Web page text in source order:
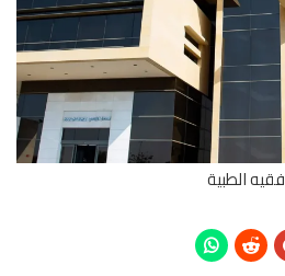
فقيه الطبية